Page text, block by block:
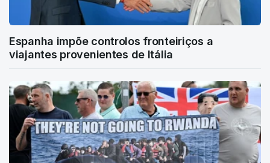
Espanha impõe controlos fronteiriços a
viajantes provenientes de Itália